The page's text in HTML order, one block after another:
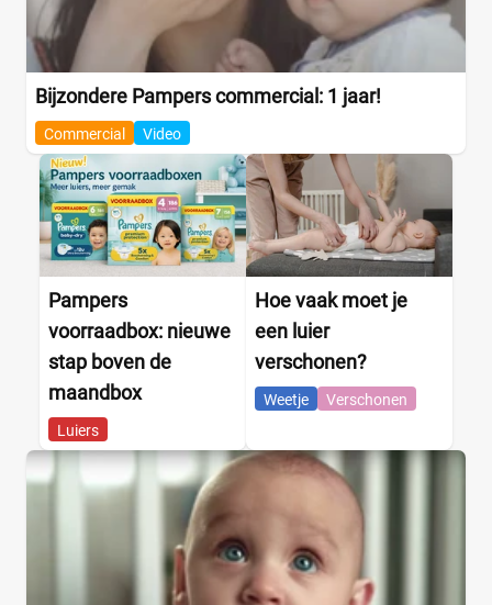
Bijzondere Pampers commercial: 1 jaar!
Commercial Video
Pampers
voorraadbox: nieuwe
stap boven de
maandbox
Luiers
Hoe vaak moet je
een luier
verschonen?
Weetje Verschonen